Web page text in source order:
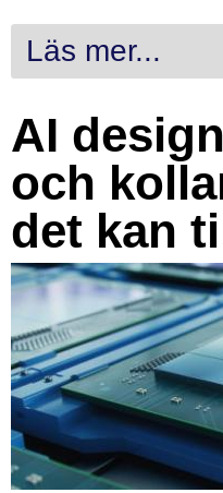
Läs mer...
AI
och
det kan